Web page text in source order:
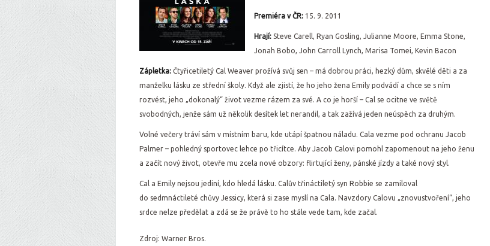
Premiéra v ČR: 15. 9. 2011
Hrají: Steve Carell, Ryan Gosling, Julianne Moore, Emma Stone,
Jonah Bobo, John Carroll Lynch, Marisa Tomei, Kevin Bacon
Zápletka: Čtyřicetiletý Cal Weaver prožívá svůj sen – má dobrou práci, hezký dům, skvělé děti a za
manželku lásku ze střední školy. Když ale zjistí, že ho jeho žena Emily podvádí a chce se s ním
rozvést, jeho „dokonalý“ život vezme rázem za své. A co je horší – Cal se ocitne ve světě
svobodných, jenže sám už několik desítek let nerandil, a tak zažívá jeden neúspěch za druhým.
Volné večery tráví sám v místním baru, kde utápí špatnou náladu. Cala vezme pod ochranu Jacob
Palmer – pohledný sportovec lehce po třicítce. Aby Jacob Calovi pomohl zapomenout na jeho ženu
a začít nový život, otevře mu zcela nové obzory: flirtující ženy, pánské jízdy a také nový styl.
Cal a Emily nejsou jediní, kdo hledá lásku. Calův třináctiletý syn Robbie se zamiloval
do sedmnáctileté chůvy Jessicy, která si zase myslí na Cala. Navzdory Calovu „znovustvoření“, jeho
srdce nelze předělat a zdá se že právě to ho stále vede tam, kde začal.
Zdroj: Warner Bros.